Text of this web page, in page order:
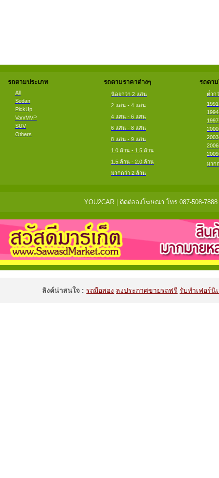
รถตามประเภท
All
Sedan
PickUp
Van/MVP
SUV
Others
รถตามราคาต่างๆ
น้อยกว่า 2 แสน
2 แสน - 4 แสน
4 แสน - 6 แสน
6 แสน - 8 แสน
8 แสน - 9 แสน
1.0 ล้าน - 1.5 ล้าน
1.5 ล้าน - 2.0 ล้าน
มากกว่า 2 ล้าน
รถตา
ต่ำก
มาก
YOU2CAR | ติดต่อลงโฆษณา โทร.087-508-
ลิงค์น่าสนใจ :รถมือสอง ลงประกาศขายรถฟรี รับทำเฟอร์นิ